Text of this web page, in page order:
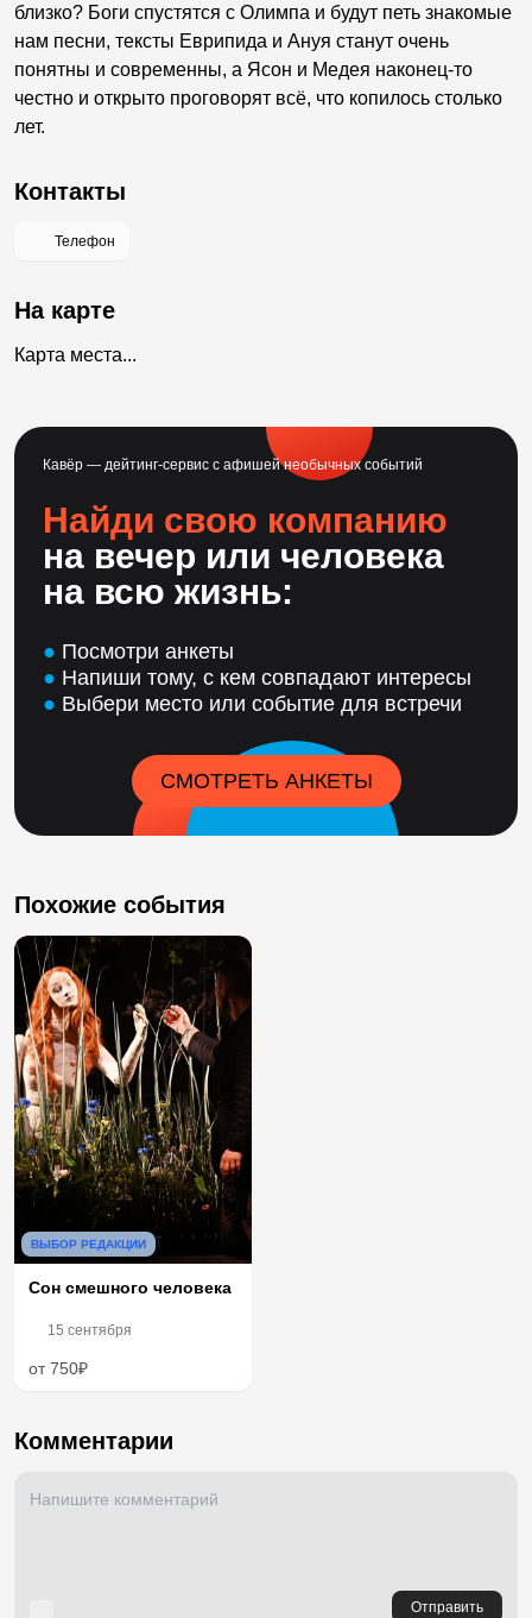
близко? Боги спустятся с Олимпа и будут петь знакомые
нам песни, тексты Еврипида и Ануя станут очень
понятны и современны, а Ясон и Медея наконец-то
честно и открыто проговорят всё, что копилось столько
лет.
Контакты
Телефон
На карте
Карта места...
Кавёр — дейтинг-сервис с афишей необычных событий
Найди свою компанию
на вечер или человека
на всю жизнь:
● Посмотри анкеты
● Напиши тому, с кем совпадают интересы
● Выбери место или событие для встречи
СМОТРЕТЬ АНКЕТЫ
Похожие события
ВЫБОР РЕДАКЦИИ
Сон смешного человека
15 сентября
от 750₽
Комментарии
Отправить